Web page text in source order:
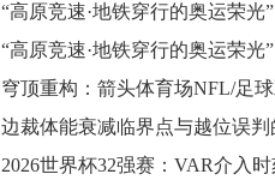
“高原竞速·地铁穿行的奥运荣光”
“高原竞速·地铁穿行的奥运荣光”